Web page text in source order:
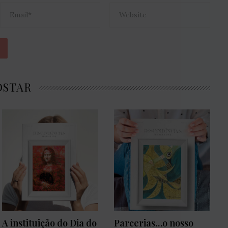
A instituição do Dia do Parcerias…o nosso